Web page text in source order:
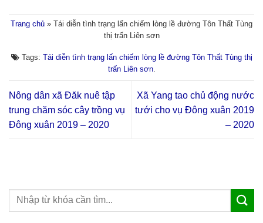
Trang chủ » Tái diễn tình trạng lấn chiếm lòng lề đường Tôn Thất Tùng
thị trấn Liên sơn
Tags: Tái diễn tình trạng lấn chiếm lòng lề đường Tôn Thất Tùng thị
trấn Liên sơn.
Nông dân xã Đăk nuê tập
trung chăm sóc cây trồng vụ
Đông xuân 2019 – 2020
Xã Yang tao chủ động nước
tưới cho vụ Đông xuân 2019
– 2020